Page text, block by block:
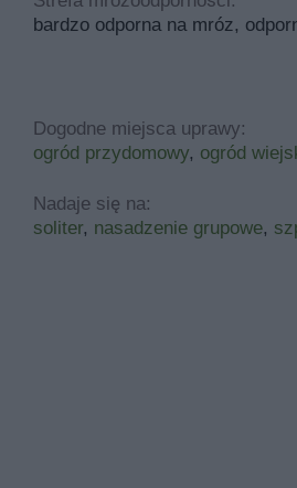
bardzo odporna na mróz,
Dogodne miejsca uprawy:
ogród przydomowy, ogród
Nadaje się na:
soliter, nasadzenie grupowe,